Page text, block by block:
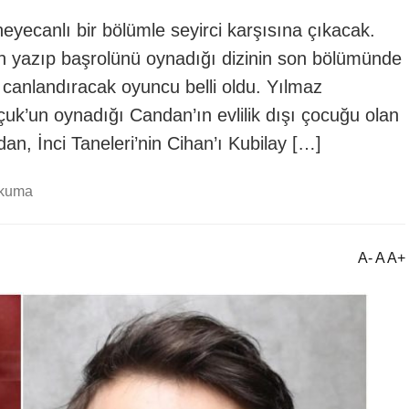
bir bölümle seyirci karşısına çıkacak.
yazıp başrolünü oynadığı dizinin son bölümünde
oyuncu belli oldu. Yılmaz
oynadığı Candan’ın evlilik dışı çocuğu olan
İnci Taneleri’nin Cihan’ı Kubilay […]
A- A A+